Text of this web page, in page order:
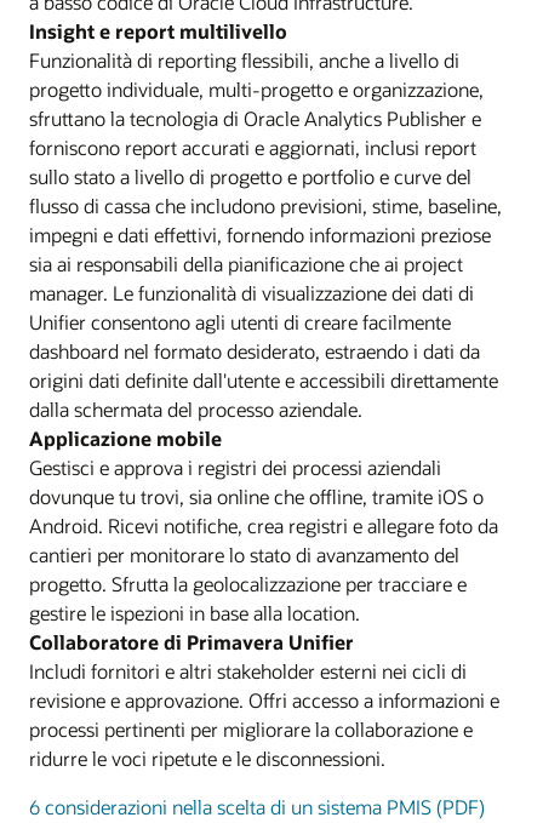
Insight e report multilivello
Funzionalità di reporting flessibili, anche a livello di
progetto individuale, multi-progetto e organizzazione,
sfruttano la tecnologia di Oracle Analytics Publisher e
forniscono report accurati e aggiornati, inclusi report
sullo stato a livello di progetto e portfolio e curve del
flusso di cassa che includono previsioni, stime, baseline,
impegni e dati effettivi, fornendo informazioni preziose
sia ai responsabili della pianificazione che ai project
manager. Le funzionalità di visualizzazione dei dati di
Unifier consentono agli utenti di creare facilmente
dashboard nel formato desiderato, estraendo i dati da
origini dati definite dall'utente e accessibili direttamente
dalla schermata del processo aziendale.
Applicazione mobile
Gestisci e approva i registri dei processi aziendali
dovunque tu trovi, sia online che offline, tramite iOS o
Android. Ricevi notifiche, crea registri e allegare foto da
cantieri per monitorare lo stato di avanzamento del
progetto. Sfrutta la geolocalizzazione per tracciare e
gestire le ispezioni in base alla location.
Collaboratore di Primavera Unifier
Includi fornitori e altri stakeholder esterni nei cicli di
revisione e approvazione. Offri accesso a informazioni e
processi pertinenti per migliorare la collaborazione e
ridurre le voci ripetute e le disconnessioni.
6 considerazioni nella scelta di un sistema PMIS (PDF)